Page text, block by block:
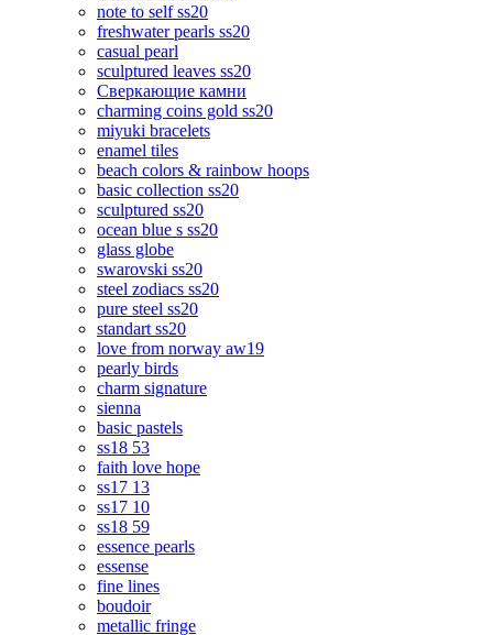
note to self ss20
freshwater pearls ss20
casual pearl
sculptured leaves ss20
Сверкающие камни
charming coins gold ss20
miyuki bracelets
enamel tiles
beach colors & rainbow hoops
basic collection ss20
sculptured ss20
ocean blue s ss20
glass globe
swarovski ss20
steel zodiacs ss20
pure steel ss20
standart ss20
love from norway aw19
pearly birds
charm signature
sienna
basic pastels
ss18 53
faith love hope
ss17 13
ss17 10
ss18 59
essence pearls
essense
fine lines
boudoir
metallic fringe